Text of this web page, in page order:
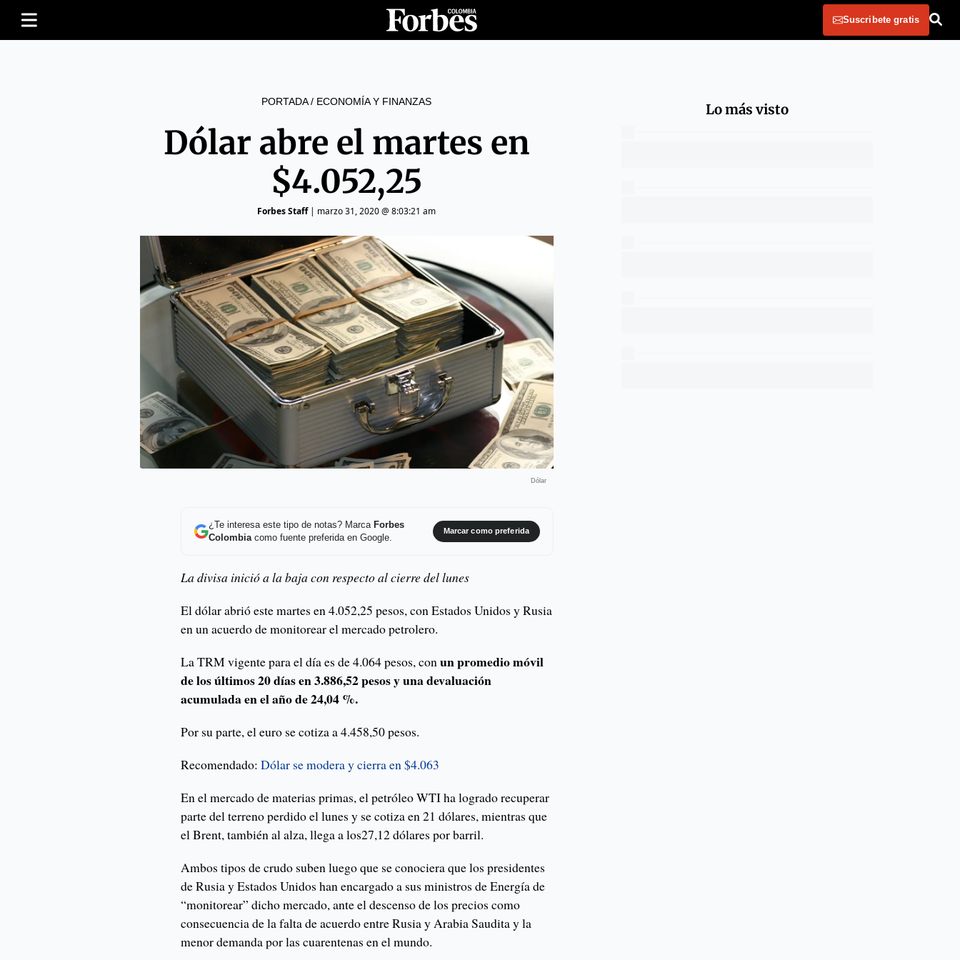
Suscribete gratis
PORTADA/ ECONOMÍA Y FINANZAS
Dólar abre el martes en
$4.052,25
Forbes Staff| marzo 31, 2020 @ 8:03:21 am
Dólar
¿Te interesa este tipo de notas? Marca Forbes
Colombiacomo fuente preferida en Google.
Marcar como preferida
La divisa inició a la baja con respecto al cierre del lunes
El dólar abrió este martes en 4.052,25 pesos, con Estados Unidos y Rusia
en un acuerdo de monitorear el mercado petrolero.
La TRM vigente para el día es de 4.064 pesos, conun promedio móvil
de los últimos 20 días en 3.886,52 pesos y una devaluación
acumulada en el año de 24,04 %.
Por su parte, el euro se cotiza a 4.458,50 pesos.
Recomendado:Dólar se modera y cierra en $4.063
En el mercado de materias primas, el petróleo WTI ha logrado recuperar
parte del terreno perdido el lunes y se cotiza en 21 dólares, mientras que
el Brent, también al alza, llega a los27,12 dólares por barril.
Ambos tipos de crudo suben luego que se conociera que los presidentes
de Rusia y Estados Unidos han encargado a sus ministros de Energía de
“monitorear” dicho mercado, ante el descenso de los precios como
consecuencia de la falta de acuerdo entre Rusia y Arabia Saudita y la
menor demanda por las cuarentenas en el mundo.
Lo más visto